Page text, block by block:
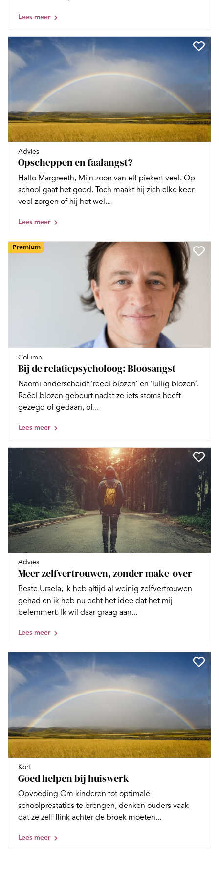
Lees meer
Advies
Opscheppen en faalangst?
Hallo Margreeth, Mijn zoon van elf piekert veel. Op
school gaat het goed. Toch maakt hij zich elke keer
veel zorgen of hij het wel...
Lees meer
Premium
Column
Bij de relatiepsycholoog: Bloosangst
Naomi onderscheidt ‘reëel blozen’ en ‘lullig blozen’.
Reëel blozen gebeurt nadat ze iets stoms heeft
gezegd of gedaan, of...
Lees meer
Advies
Meer zelfvertrouwen, zonder make-over
Beste Ursela, Ik heb altijd al weinig zelfvertrouwen
gehad en ik heb nu echt het idee dat het mij
belemmert. Ik wil daar graag aan...
Lees meer
Kort
Goed helpen bij huiswerk
Opvoeding Om kinderen tot optimale
schoolprestaties te brengen, denken ouders vaak
dat ze zelf flink achter de broek moeten...
Lees meer